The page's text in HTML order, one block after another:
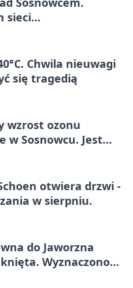
sieci
Chwila nieuwagi
się tragedią
wzrost ozonu
w Sosnowcu. Jest
otwiera drzwi -
w sierpniu.
do Jaworzna
Wyznaczono